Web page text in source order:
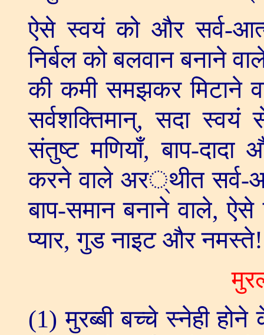
ऐसे स्वयं को और सर्व-
निर्बल को बलवान बनाने
की कमी समझकर मिटाने
सर्वशक्तिमान्,सदा स्वयं
संतुष्ट मणियाँ,बाप-दादा
करने वाले अर्थीत सर्व-
बाप-समान बनाने वाले,ऐसे
प्यार,गुड नाइट और नमस्ते!
(1)मुरब्बी बच्चे स्नेही